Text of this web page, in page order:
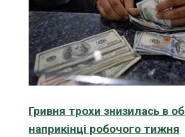
Гривня трохи знизилась в
наприкінці робочого тижня